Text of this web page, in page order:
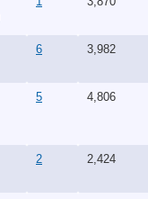
6 3,982
5 4,806
2 2,424